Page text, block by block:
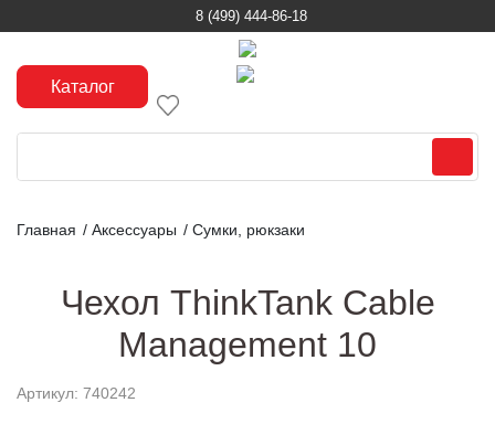
8 (499) 444-86-18
Каталог
Главная / Аксессуары / Сумки, рюкзаки
Чехол ThinkTank Cable
Management 10
Артикул: 740242